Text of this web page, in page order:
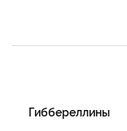
Гиббереллины